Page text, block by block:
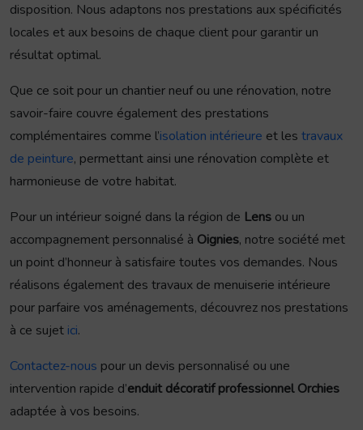
disposition. Nous adaptons nos prestations aux spécificités
locales et aux besoins de chaque client pour garantir un
résultat optimal.
Que ce soit pour un chantier neuf ou une rénovation, notre
savoir-faire couvre également des prestations
complémentaires comme l’isolation intérieure et les travaux
de peinture, permettant ainsi une rénovation complète et
harmonieuse de votre habitat.
Pour un intérieur soigné dans la région de Lens ou un
accompagnement personnalisé à Oignies, notre société met
un point d’honneur à satisfaire toutes vos demandes. Nous
réalisons également des travaux de menuiserie intérieure
pour parfaire vos aménagements, découvrez nos prestations
à ce sujet ici.
Contactez-nous pour un devis personnalisé ou une
intervention rapide d’enduit décoratif professionnel Orchies
adaptée à vos besoins.